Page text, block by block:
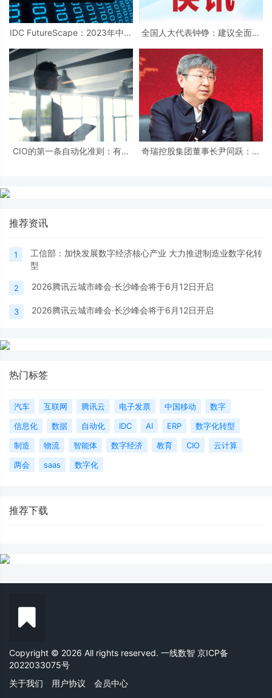
IDC FutureScape：2023年中国
全国人大代表钟铮：建议全面推
CIO的第一条自动化准则：有清
奇瑞控股集团董事长尹同跃：数
推荐资讯
1
工信部：加快发展数字经济核心产业 大力推进制造业数字化转
型
2 2026腾讯云城市峰会·长沙峰会将于6月12日开启
3 2026腾讯云城市峰会·长沙峰会将于6月12日开启
热门标签
汽车 互联网 腾讯云 电子发票 中国移动
数字
信息化
数据 自动化 IDC AI ERP
数字化转型
制造
物流 智能体 数字经济 教育 CIO
云计算
两会
saas 数字化
推荐下载
Copyright © 2026 All rights reserved. 一线数智 京ICP备
2022033075号
关于我们
用户协议 会员中心